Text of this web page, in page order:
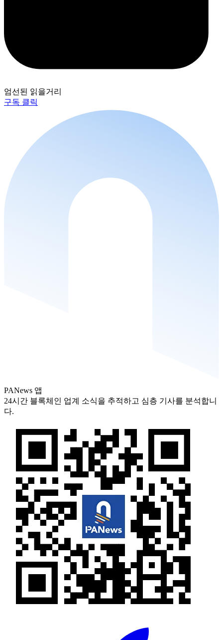
엄선된 읽을거리
구독 클릭
PANews 앱
24시간 블록체인 업계 소식을 추적하고 심층 기사를 분석합니
다.